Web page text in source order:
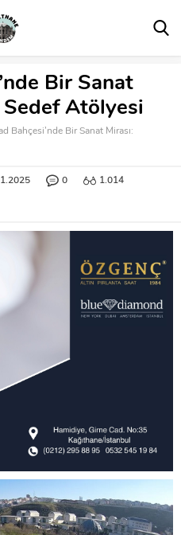
Bir Sanat
Sedef Atölyesi
Bahçesi’nde Bir Sanat Mirası:
0 1.014